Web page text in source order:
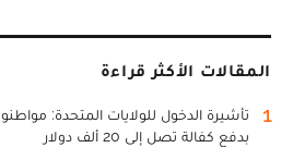
المقالات الأكثر قراءة
1
بدفع كفالة تصل إلى 20 ألف دولار